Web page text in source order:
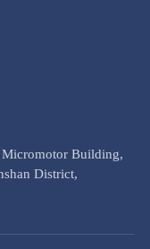
Micromotor Building,
District,